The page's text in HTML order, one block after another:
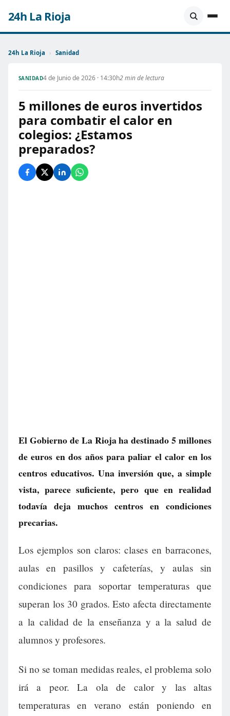
24h La Rioja
24h La Rioja › Sanidad
SANIDAD4 de Junio de 2026 · 14:30h2 min de lectura
5 millones de euros invertidos
para combatir el calor en
colegios: ¿Estamos
preparados?
El Gobierno de La Rioja ha destinado 5 millones
de euros en dos años para paliar el calor en los
centros educativos. Una inversión que, a simple
vista, parece suficiente, pero que en realidad
todavía deja muchos centros en condiciones
precarias.
Los ejemplos son claros: clases en barracones,
aulas en pasillos y cafeterías, y aulas sin
condiciones para soportar temperaturas que
superan los 30 grados. Esto afecta directamente
a la calidad de la enseñanza y a la salud de
alumnos y profesores.
Si no se toman medidas reales, el problema solo
irá a peor. La ola de calor y las altas
temperaturas en verano están poniendo en